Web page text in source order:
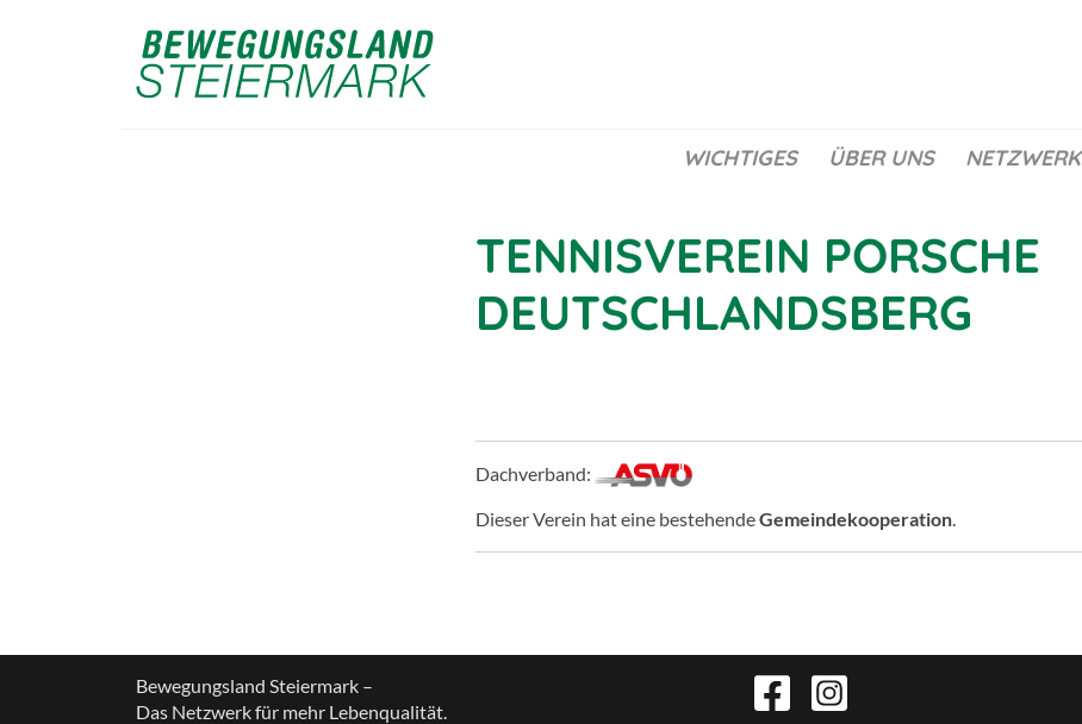
WICHTIGES ÜBER UNS NETZWERK
TENNISVEREIN PORSCHE
DEUTSCHLANDSBERG
Dachverband:
Dieser Verein hat eine bestehendeGemeindekooperation.
Bewegungsland Steiermark –
Das Netzwerk für mehr Lebenqualität.